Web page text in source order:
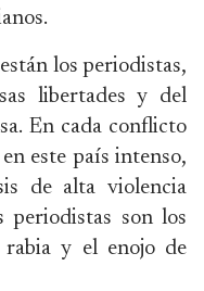
los periodistas,
libertades y del
En cada conflicto
este país intenso,
de alta violencia
periodistas son los
rabia y el enojo de